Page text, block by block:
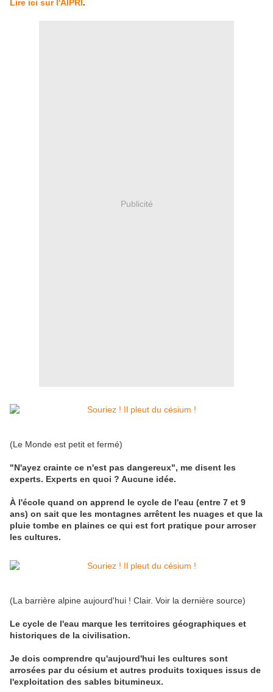
Lire ici sur l'AIPRI .
Publicité
(Le Monde est petit et fermé)
"N'ayez crainte ce n'est pas dangereux", me disent les
experts. Experts en quoi ? Aucune idée.
À l'école quand on apprend le cycle de l'eau (entre 7 et 9
ans) on sait que les montagnes arrêtent les nuages et que la
pluie tombe en plaines ce qui est fort pratique pour arroser
les cultures.
(La barrière alpine aujourd'hui ! Clair. Voir la dernière source)
Le cycle de l'eau marque les territoires géographiques et
historiques de la civilisation.
Je dois comprendre qu'aujourd'hui les cultures sont
arrosées par du césium et autres produits toxiques issus de
l'exploitation des sables bitumineux.